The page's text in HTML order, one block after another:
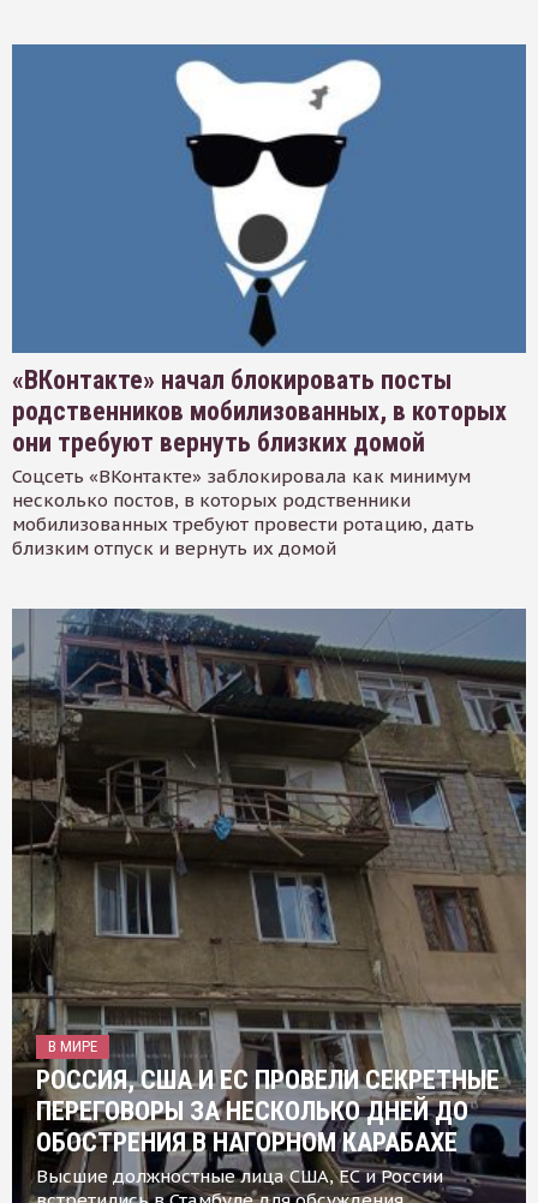
«ВКонтакте» начал блокировать посты
родственников мобилизованных, в которых
они требуют вернуть близких домой
Соцсеть «ВКонтакте» заблокировала как минимум
несколько постов, в которых родственники
мобилизованных требуют провести ротацию, дать
близким отпуск и вернуть их домой
В МИРЕ
РОССИЯ, США И ЕС ПРОВЕЛИ СЕКРЕТНЫЕ
ПЕРЕГОВОРЫ ЗА НЕСКОЛЬКО ДНЕЙ ДО
ОБОСТРЕНИЯ В НАГОРНОМ КАРАБАХЕ
Высшие должностные лица США, ЕС и России